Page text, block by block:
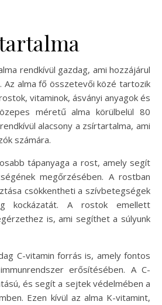
rendkívül gazdag, ami hozzájárul
Az alma fő összetevői közé tartozik
vitaminok, ásványi anyagok és
méretű alma körülbelül 80
alacsony a zsírtartalma, ami
számára.
tápanyaga a rost, amely segít
megőrzésében. A rostban
csökkentheti a szívbetegségek
kockázatát. A rostok emellett
is, ami segíthet a súlyunk
C-vitamin forrás is, amely fontos
erősítésében. A C-
és segít a sejtek védelmében a
Ezen kívül az alma K-vitamint,